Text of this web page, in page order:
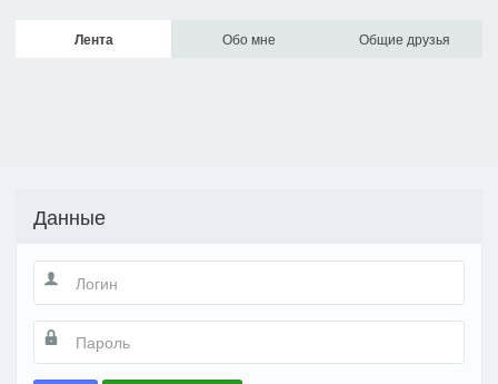
Лента Обо мне Общие друзья
Данные